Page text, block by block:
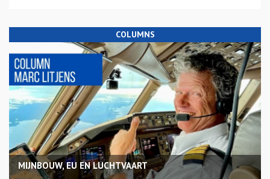
COLUMNS
MIJNBOUW, EU EN LUCHTVAART